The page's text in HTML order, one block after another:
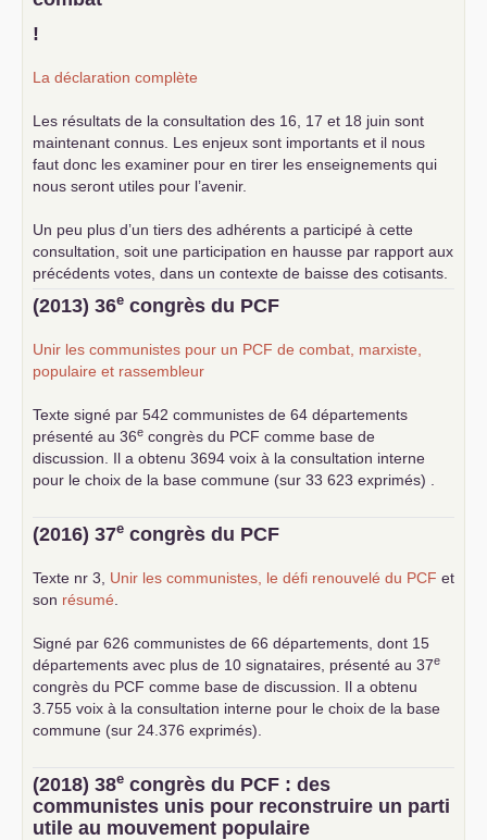
!
La déclaration complète
Les résultats de la consultation des 16, 17 et 18 juin sont
maintenant connus. Les enjeux sont importants et il nous
faut donc les examiner pour en tirer les enseignements qui
nous seront utiles pour l’avenir.
Un peu plus d’un tiers des adhérents a participé à cette
consultation, soit une participation en hausse par rapport aux
précédents votes, dans un contexte de baisse des cotisants.
... lire la suite
(2013) 36e congrès du PCF
Unir les communistes pour un PCF de combat, marxiste,
populaire et rassembleur
Texte signé par 542 communistes de 64 départements
présenté au 36e congrès du PCF comme base de
discussion. Il a obtenu 3694 voix à la consultation interne
pour le choix de la base commune (sur 33 623 exprimés) .
(2016) 37e congrès du PCF
Texte nr 3, Unir les communistes, le défi renouvelé du PCF et
son résumé
Signé par 626 communistes de 66 départements, dont 15
départements avec plus de 10 signataires, présenté au 37e
congrès du PCF comme base de discussion. Il a obtenu
3.755 voix à la consultation interne pour le choix de la base
commune (sur 24.376 exprimés).
(2018) 38e congrès du PCF : des
communistes unis pour reconstruire un parti
utile au mouvement populaire